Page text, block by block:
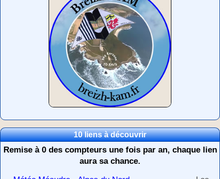
10 liens à découvrir
Remise à 0 des compteurs une fois par an, chaque lien
aura sa chance.